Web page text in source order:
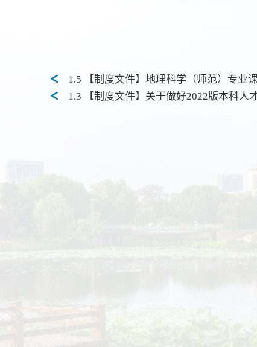
1.5 【制度文件】地理科学（师范）专业
1.3 【制度文件】关于做好2022版本科人